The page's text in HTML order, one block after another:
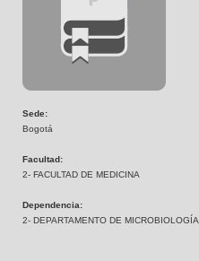
Sede:
Bogotá
Facultad:
2- FACULTAD DE MEDICINA
Dependencia:
2- DEPARTAMENTO DE MICROBIOLOGÍA